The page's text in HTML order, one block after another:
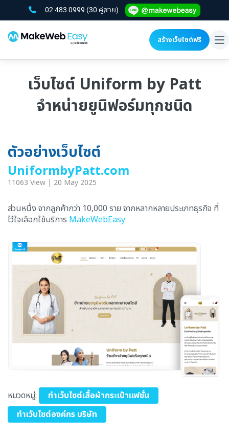
02 483 0999 (30 คู่สาย)
สร้างเว็บไซต์ฟรี
เว็บไซต์ Uniform by Patt
จำหน่ายยูนิฟอร์มทุกชนิด
ตัวอย่างเว็บไซต์
UniformbyPatt.com
11063 View | 20 May 2025
ส่วนหนึ่ง จากลูกค้ากว่า 10,000 ราย จากหลากหลายประเภทธุรกิจ ที่
ไว้ใจเลือกใช้บริการ MakeWebEasy
หมวดหมู่:
ทำเว็บไซต์เสื้อผ้ากระเป๋าแฟชั่น
ทำเว็บไซต์องค์กร บริษัท